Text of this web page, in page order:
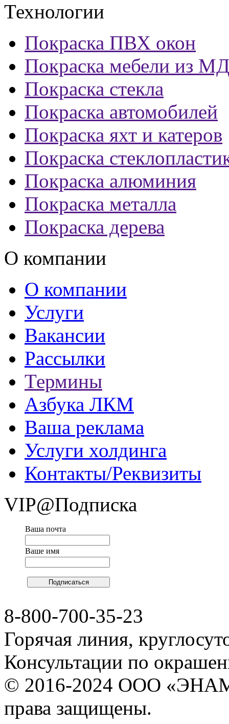
Технологии
Покраска ПВХ окон
Покраска мебели из
Покраска стекла
Покраска автомобилей
Покраска яхт и катеров
Покраска
Покраска алюминия
Покраска металла
Покраска дерева
О компании
О компании
Услуги
Вакансии
Рассылки
Термины
Азбука ЛКМ
Ваша реклама
Услуги холдинга
Контакты/Реквизиты
VIP@Подписка
Ваша почта
Ваше имя
8-800-700-35-23
Горячая линия,
Консультации по
© 2016-2024 ООО
права защищены.